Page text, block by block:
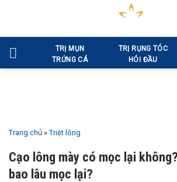
nội
dung
TRỊ MỤN
TRỨNG CÁ
TRỊ RỤNG TÓC
HÓI ĐẦU
Trang chủ » Triệt lông
Cạo lông mày có mọc lại
bao lâu mọc lại?